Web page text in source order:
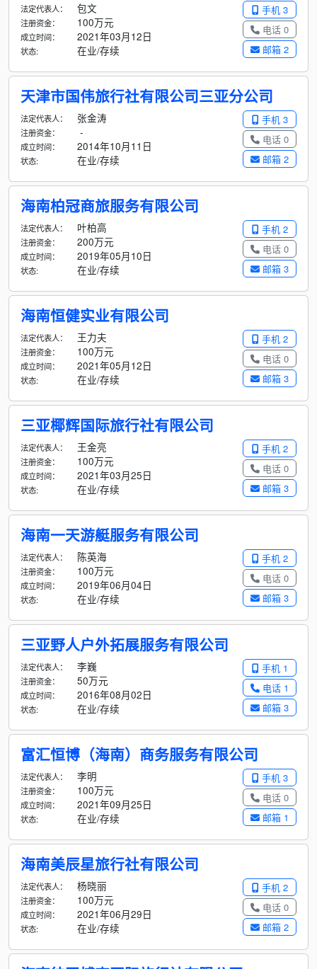
手机 3
电话 0
邮箱 2
法定代表人： 包文
注册资金： 100万元
成立时间： 2021年03月12日
状态: 在业/存续
天津市国伟旅行社有限公司三亚分公司
手机 3
电话 0
邮箱 2
法定代表人： 张金涛
注册资金： -
成立时间： 2014年10月11日
状态: 在业/存续
海南柏冠商旅服务有限公司
手机 2
电话 0
邮箱 3
法定代表人： 叶柏高
注册资金： 200万元
成立时间： 2019年05月10日
状态: 在业/存续
海南恒健实业有限公司
手机 2
电话 0
邮箱 3
法定代表人： 王力夫
注册资金： 100万元
成立时间： 2021年05月12日
状态: 在业/存续
三亚椰辉国际旅行社有限公司
手机 2
电话 0
邮箱 3
法定代表人： 王金亮
注册资金： 100万元
成立时间： 2021年03月25日
状态: 在业/存续
海南一天游艇服务有限公司
手机 2
电话 0
邮箱 3
法定代表人： 陈英海
注册资金： 100万元
成立时间： 2019年06月04日
状态: 在业/存续
三亚野人户外拓展服务有限公司
手机 1
电话 1
邮箱 3
法定代表人： 李巍
注册资金： 50万元
成立时间： 2016年08月02日
状态: 在业/存续
富汇恒博（海南）商务服务有限公司
手机 3
电话 0
邮箱 1
法定代表人： 李明
注册资金： 100万元
成立时间： 2021年09月25日
状态: 在业/存续
海南美辰星旅行社有限公司
手机 2
电话 0
邮箱 2
法定代表人： 杨晓丽
注册资金： 100万元
成立时间： 2021年06月29日
状态: 在业/存续